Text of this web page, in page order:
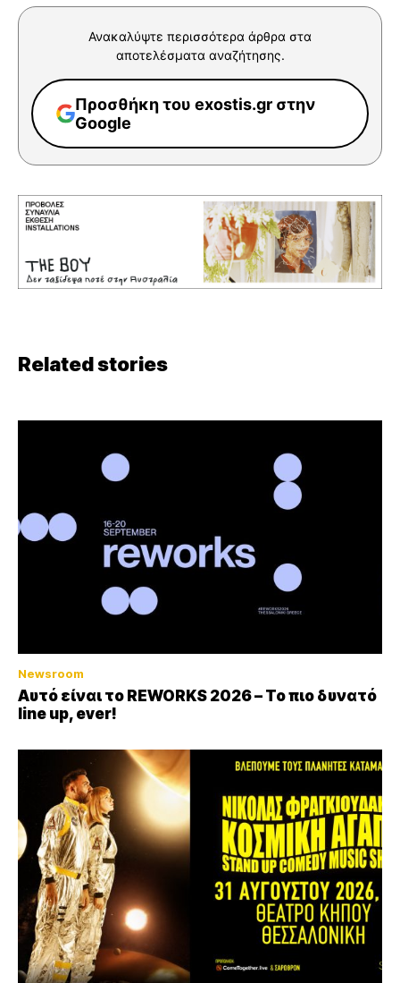
Ανακαλύψτε περισσότερα άρθρα στα
αποτελέσματα αναζήτησης.
Προσθήκη του exostis.gr στην
Google
Related stories
Newsroom
Αυτό είναι το REWORKS 2026 – Το πιο δυνατό
line up, ever!